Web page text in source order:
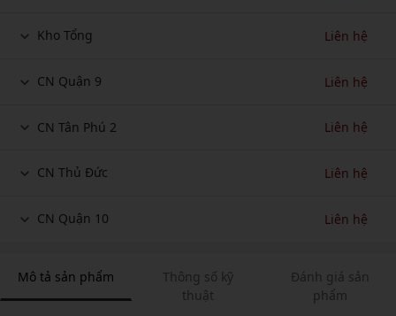
Kho Tổng Liên hệ
CN Quận 9 Liên hệ
CN Tân Phú 2 Liên hệ
CN Thủ Đức Liên hệ
CN Quận 10 Liên hệ
Mô tả sản phẩm
Thông số kỹ
thuật
Đánh giá sản
phẩm